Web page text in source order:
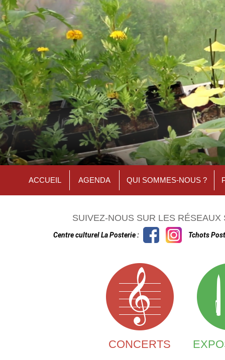
ACCUEIL AGENDA QUI SOMMES-NOUS ?
SUIVEZ-NOUS SUR LES RÉSEAUX
Centre culturel La Posterie : Tchots
CONCERTS